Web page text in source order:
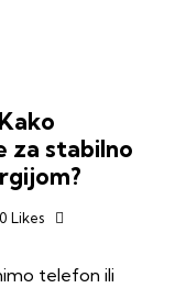
za stabilno
0 Likes
telefon ili